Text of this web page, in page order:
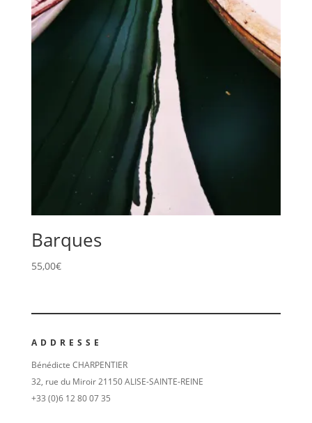
Barques
55,00€
ADDRESSE
Bénédicte CHARPENTIER
32, rue du Miroir 21150 ALISE-SAINTE-REINE
+33 (0)6 12 80 07 35